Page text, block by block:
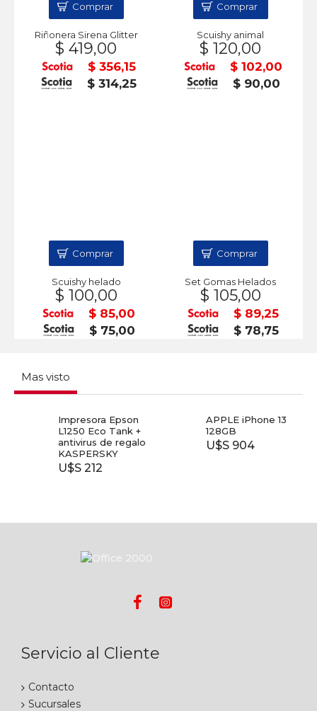
Riñonera Sirena Glitter
$ 419,00
$ 356,15
$ 314,25
Comprar
Scuishy animal
$ 120,00
$ 102,00
$ 90,00
Comprar
Scuishy helado
$ 100,00
$ 85,00
$ 75,00
Comprar
Set Gomas Helados
$ 105,00
$ 89,25
$ 78,75
Comprar
Mas visto
Impresora Epson
L1250 Eco Tank +
antivirus de regalo
KASPERSKY
U$S 212
APPLE iPhone 13
128GB
U$S 904
Servicio al Cliente
Contacto
Sucursales